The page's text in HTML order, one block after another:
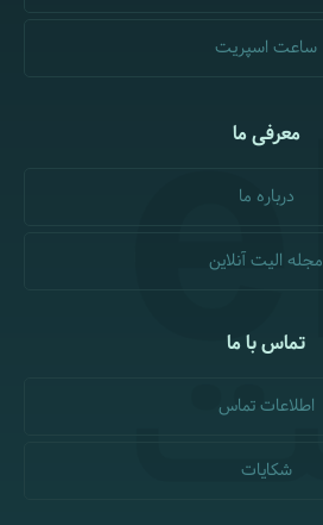
ساعت اسپریت
معرفی ما
درباره ما
مجله الیت آنلاین
تماس با ما
اطلاعات تماس
شکایات